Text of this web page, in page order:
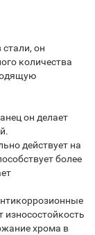
он
количества
он делает
действует на
более
хрома в